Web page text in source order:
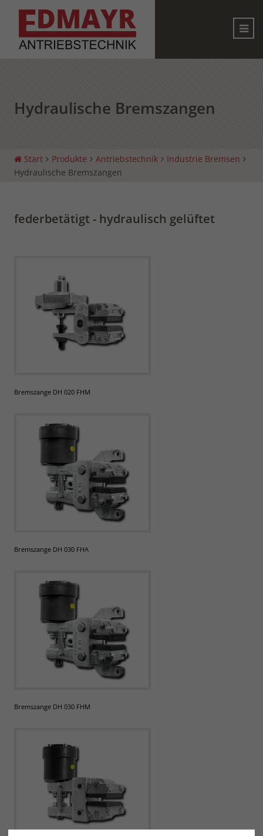
Hydraulische Bremszangen
Start Produkte Antriebstechnik
Industrie Bremsen
Hydraulische Bremszangen
federbetätigt - hydraulisch gelüftet
Bremszange DH 020 FHM
Bremszange DH 030 FHA
Bremszange DH 030 FHM